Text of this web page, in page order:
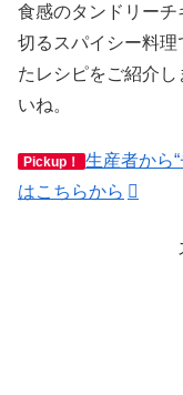
食感のタンドリーチ
切るスパイシー料
たレシピをご紹介
いね。
Pickup！
生産者から
はこちらから